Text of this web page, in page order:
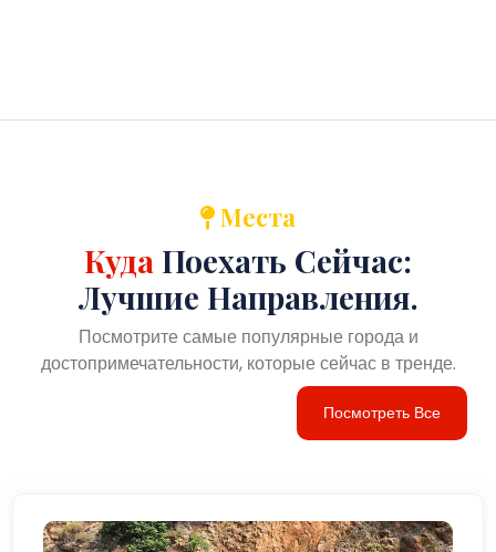
Места
Куда Поехать Сейчас:
Лучшие Направления.
Посмотрите самые популярные города и
достопримечательности, которые сейчас в тренде.
Посмотреть Все